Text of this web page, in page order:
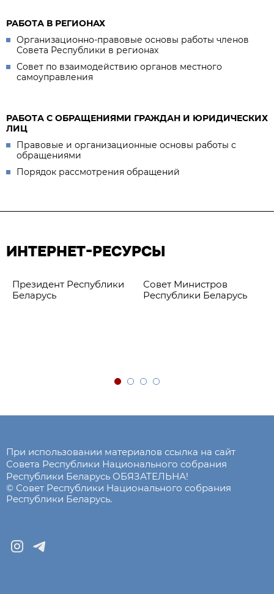
РАБОТА В РЕГИОНАХ
Организационно-правовые основы работы членов
Совета Республики в регионах
Совет по взаимодействию органов местного
самоуправления
РАБОТА С ОБРАЩЕНИЯМИ ГРАЖДАН И ЮРИДИЧЕСКИХ
ЛИЦ
Правовые и организационные основы работы с
обращениями
Порядок рассмотрения обращений
ИНТЕРНЕТ-РЕСУРСЫ
Президент Республики
Беларусь
Совет Министров
Республики Беларусь
При использовании материалов ссылка на сайт
Совета Республики Национального собрания
Республики Беларусь ОБЯЗАТЕЛЬНА!
© Совет Республики Национального собрания
Республики Беларусь.